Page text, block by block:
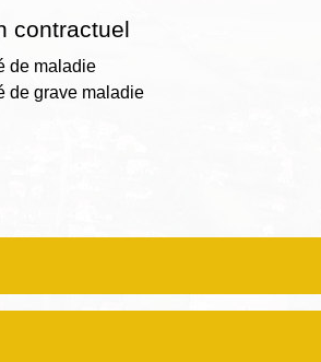
contractuel
de maladie
de grave maladie